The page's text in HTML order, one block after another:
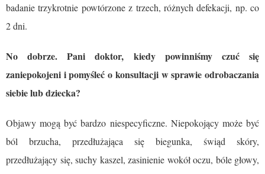
badanie trzykrotnie powtórzone z trzech, różnych defekacji, np. co
2 dni.
No dobrze. Pani doktor, kiedy powinniśmy czuć się
zaniepokojeni i pomyśleć o konsultacji w sprawie odrobaczania
siebie lub dziecka?
Objawy mogą być bardzo niespecyficzne. Niepokojący może być
ból brzucha, przedłużająca się biegunka, świąd skóry,
przedłużający się, suchy kaszel, zasinienie wokół oczu, bóle głowy,